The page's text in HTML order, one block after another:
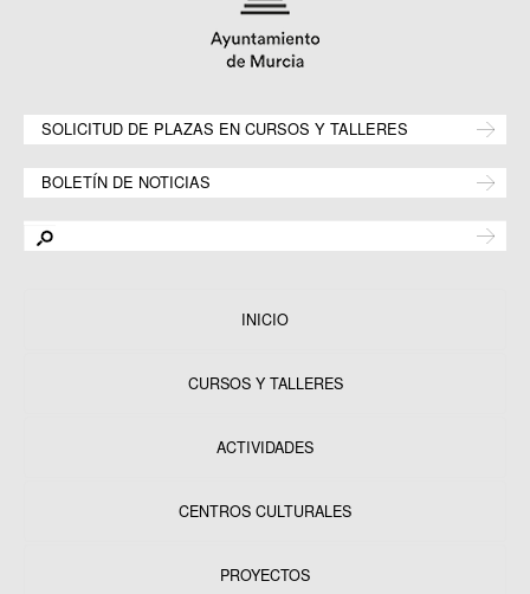
SOLICITUD DE PLAZAS EN CURSOS Y TALLERES
BOLETÍN DE NOTICIAS
INICIO
CURSOS Y TALLERES
ACTIVIDADES
CENTROS CULTURALES
PROYECTOS